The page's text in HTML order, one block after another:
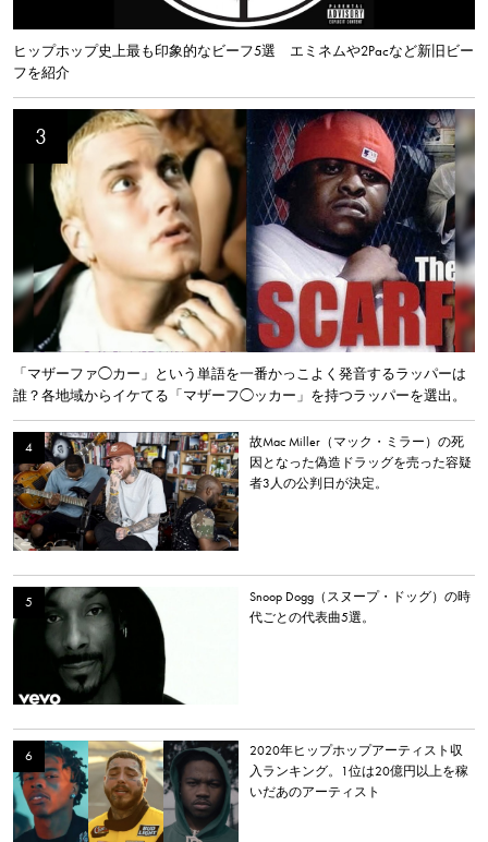
ヒップホップ史上最も印象的なビーフ5選 エミネムや2Pacなど新旧ビー
フを紹介
「マザーファ◯カー」という単語を一番かっこよく発音するラッパーは
誰？各地域からイケてる「マザーフ◯ッカー」を持つラッパーを選出。
故Mac Miller（マック・ミラー）の死
因となった偽造ドラッグを売った容疑
者3人の公判日が決定。
Snoop Dogg（スヌープ・ドッグ）の時
代ごとの代表曲5選。
2020年ヒップホップアーティスト収
入ランキング。1位は20億円以上を稼
いだあのアーティスト